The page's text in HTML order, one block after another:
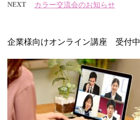
NEXT カラー交流会のお知らせ
企業様向けオンライン講座 受付中